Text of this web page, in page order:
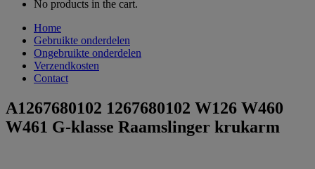
No products in the cart.
Home
Gebruikte onderdelen
Ongebruikte onderdelen
Verzendkosten
Contact
A1267680102 1267680102 W126 W460
W461 G-klasse Raamslinger krukarm